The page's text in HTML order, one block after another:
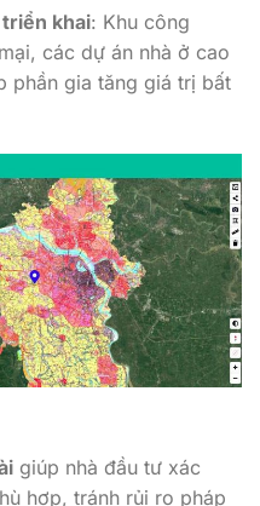
khai: Khu công
các dự án nhà ở cao
phần gia tăng giá trị bất
giúp nhà đầu tư xác
hợp, tránh rủi ro pháp